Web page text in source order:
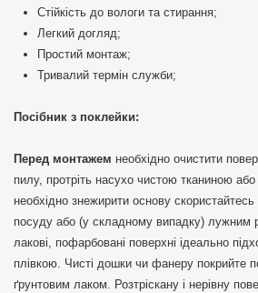
Стійкість до вологи та стирання;
Легкий догляд;
Простий монтаж;
Тривалий термін служби;
Посібник з поклейки:
Перед монтажем необхідно очистити
пилу, протріть насухо чистою тканиною
необхідно знежирити основу
посуду або (у складному випадку) лужним
лакові, пофарбовані поверхні ідеально
плівкою. Чисті дошки чи фанеру покрийте
ґрунтовим лаком. Розтріскану і нерівну